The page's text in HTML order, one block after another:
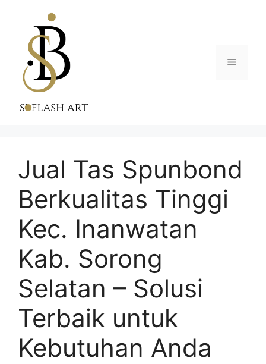
content
Menu
Jual Tas Spunbond
Berkualitas Tinggi
Kec. Inanwatan
Kab. Sorong
Selatan – Solusi
Terbaik untuk
Kebutuhan Anda